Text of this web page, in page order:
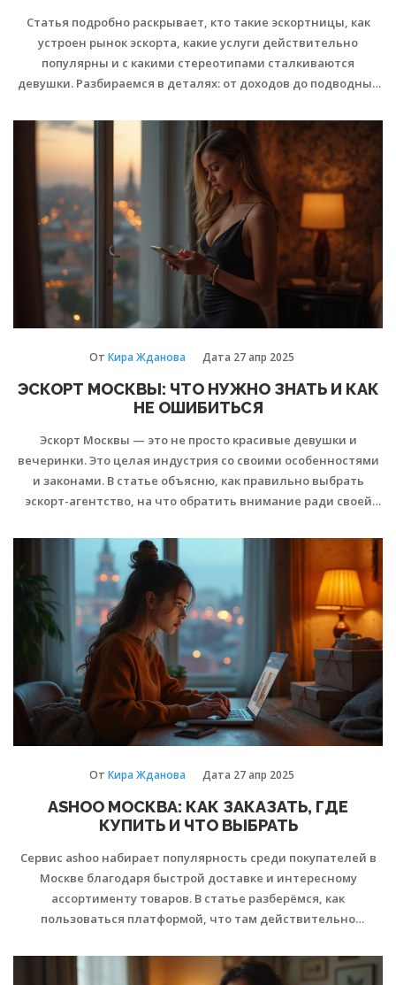
Статья подробно раскрывает, кто такие эскортницы, как
устроен рынок эскорта, какие услуги действительно
популярны и с какими стереотипами сталкиваются
девушки. Разбираемся в деталях: от доходов до подводных
грамотным переговорам. Материал поможет понять
реальные условия и показать, как это работает изнутри —
без лишних мифов и красивых картинок.
От Кира Жданова Дата 27 апр 2025
ЭСКОРТ МОСКВЫ: ЧТО НУЖНО ЗНАТЬ И КАК
НЕ ОШИБИТЬСЯ
Эскорт Москвы — это не просто красивые девушки и
вечеринки. Это целая индустрия со своими особенностями
и законами. В статье объясню, как правильно выбрать
эскорт-агентство, на что обратить внимание ради своей
новички. Дам практические советы для тех, кто только
начинает разбираться в теме.
От Кира Жданова Дата 27 апр 2025
ASHOO МОСКВА: КАК ЗАКАЗАТЬ, ГДЕ
КУПИТЬ И ЧТО ВЫБРАТЬ
Сервис ashoo набирает популярность среди покупателей в
Москве благодаря быстрой доставке и интересному
ассортименту товаров. В статье разберёмся, как
пользоваться платформой, что там действительно
Поговорим о плюсах и минусах заказа через ashoo,
поделимся личными лайфхаками и раскроем, кому будет